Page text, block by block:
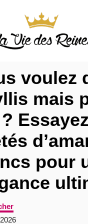
voulez
mais
pour